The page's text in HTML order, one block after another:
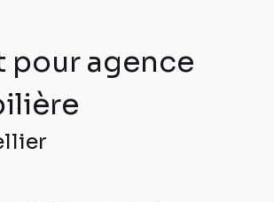
pour agence